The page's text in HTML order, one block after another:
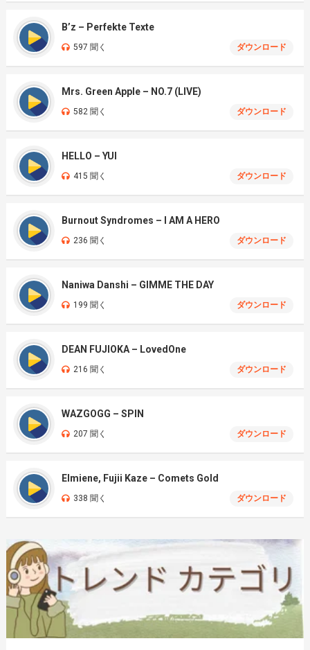
B’z – Perfekte Texte
597 聞く ダウンロード
Mrs. Green Apple – NO.7 (LIVE)
582 聞く ダウンロード
HELLO – YUI
415 聞く ダウンロード
Burnout Syndromes – I AM A HERO
236 聞く ダウンロード
Naniwa Danshi – GIMME THE DAY
199 聞く ダウンロード
DEAN FUJIOKA – LovedOne
216 聞く ダウンロード
WAZGOGG – SPIN
207 聞く ダウンロード
Elmiene, Fujii Kaze – Comets Gold
338 聞く ダウンロード